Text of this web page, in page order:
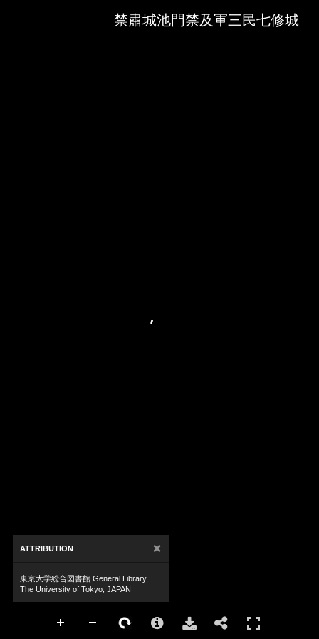
禁肅城池門禁及軍三民七修城
ATTRIBUTION ×
東京大学総合図書館 General Library,
The University of Tokyo, JAPAN